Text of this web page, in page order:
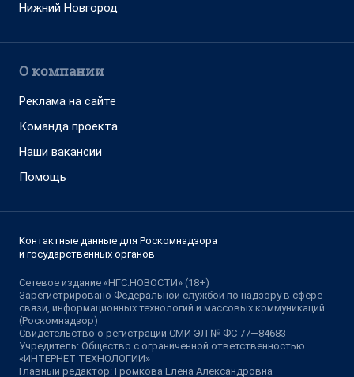
Нижний Новгород
О компании
Реклама на сайте
Команда проекта
Наши вакансии
Помощь
Контактные данные для Роскомнадзора
и государственных органов
Сетевое издание «НГС.НОВОСТИ» (18+)
Зарегистрировано Федеральной службой по надзору в сфере
связи, информационных технологий и массовых коммуникаций
(Роскомнадзор)
Свидетельство о регистрации СМИ ЭЛ № ФС 77—84683
Учредитель: Общество с ограниченной ответственностью
«ИНТЕРНЕТ ТЕХНОЛОГИИ»
Главный редактор: Громкова Елена Александровна